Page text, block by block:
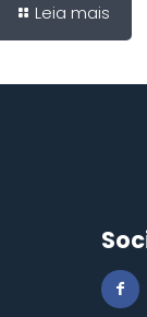
Leia mais